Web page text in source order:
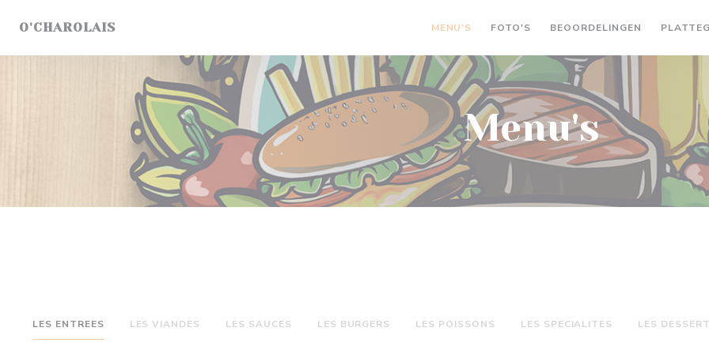
O'CHAROLAIS MENU'S FOTO'S BEOORDELINGEN
Menu's
LES ENTREES LES VIANDES LES SAUCES LES BURGERS LES POISSONS LES SPECIALITES LES